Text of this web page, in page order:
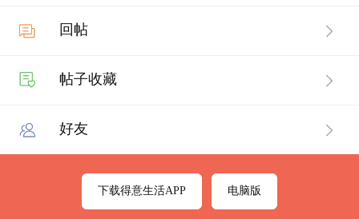
回帖
帖子收藏
好友
下载得意生活APP 电脑版